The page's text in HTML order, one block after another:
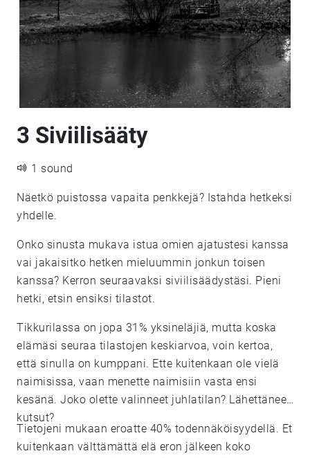
3 Siviilisääty
1 sound
Näetkö puistossa vapaita penkkejä? Istahda hetkeksi
yhdelle.
Onko sinusta mukava istua omien ajatustesi kanssa
vai jakaisitko hetken mieluummin jonkun toisen
kanssa? Kerron seuraavaksi siviilisäädystäsi. Pieni
hetki, etsin ensiksi tilastot.
Tikkurilassa on jopa 31% yksineläjiä, mutta koska
elämäsi seuraa tilastojen keskiarvoa, voin kertoa,
että sinulla on kumppani. Ette kuitenkaan ole vielä
naimisissa, vaan menette naimisiin vasta ensi
kesänä. Joko olette valinneet juhlatilan? Lähettäneet
kutsut?
Tietojeni mukaan eroatte 40% todennäköisyydellä. Et
kuitenkaan välttämättä elä eron jälkeen koko